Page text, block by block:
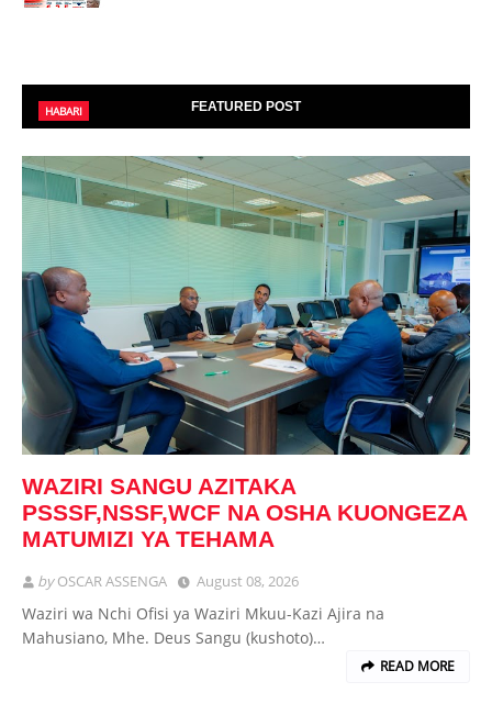
FEATURED POST
HABARI
WAZIRI SANGU AZITAKA
PSSSF,NSSF,WCF NA OSHA KUONGEZA
MATUMIZI YA TEHAMA
byOSCAR ASSENGA August 08, 2026
Waziri wa Nchi Ofisi ya Waziri Mkuu-Kazi Ajira na
Mahusiano, Mhe. Deus Sangu (kushoto)…
READ MORE